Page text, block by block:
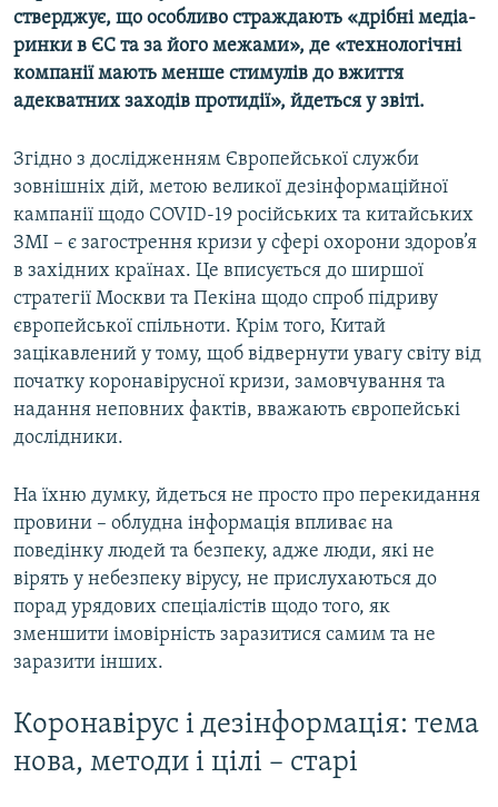
стверджує, що особливо страждають «дрібні медіа-
ринки в ЄС та за його межами», де «технологічні
компаніїмають менше стимулів до вжиття
адекватних заходів протидії», йдеться у звіті.
Згідно з дослідженням Європейської служби
зовнішніх дій, метою великої дезінформаційної
кампанії щодо COVID-19 російських та китайських
ЗМІ –​ є загострення кризи у сфері охорони здоров’я
в західних країнах. Це вписується до ширшої
стратегії Москви та Пекіна щодо спроб підриву
європейської спільноти. Крім того, Китай
зацікавлений у тому, щоб відвернути увагу світу від
початку коронавірусної кризи, замовчування та
надання неповних фактів, вважають європейські
дослідники.
На їхню думку, йдеться не просто про перекидання
провини – облудна інформація впливає на
поведінку людей та безпеку, адже люди, які не
вірять у небезпеку вірусу, не прислухаються до
порад урядових спеціалістів щодо того, як
зменшити імовірність заразитися самим та не
заразити інших.
Коронавірус і дезінформація: тема
нова, методи і цілі – старі